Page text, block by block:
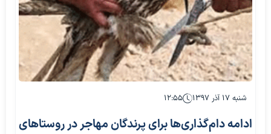
شنبه ۱۷ آذر ۱۳۹۷ ۱۲:۵۵
ادامه دام‌گذاری‌ها برای پرندگان مهاجر در روستاهای